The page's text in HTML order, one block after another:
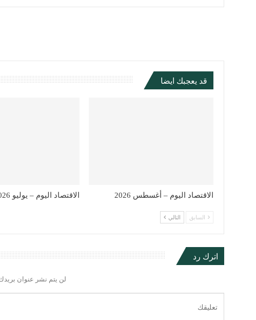
قد يعجبك ايضا
الاقتصاد اليوم – أغسطس 2026 الاقتصاد اليوم – يوليو 2026
السابق التالي
اترك رد
لن يتم نشر عنوان بريدك